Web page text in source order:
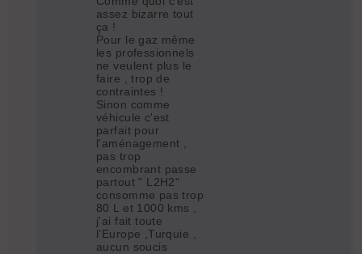
assez bizarre tout
ça !
Pour le gaz même
les professionnels
ne veulent plus le
faire , trop de
contraintes !
Sinon comme
véhicule c'est
parfait pour
l'aménagement ,
pas trop
encombrant passe
partout " L2H2"
consomme pas trop
80 L et 1000 kms ,
j'ai fait toute
l’Europe ,Turquie ,
aucun soucis